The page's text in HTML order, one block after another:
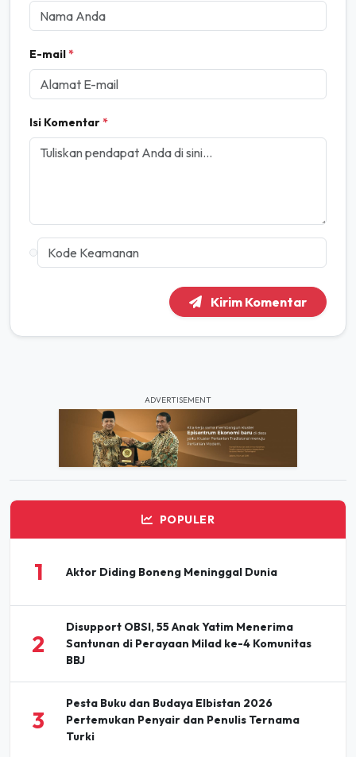
E-mail*
Isi Komentar*
Kirim Komentar
ADVERTISEMENT
POPULER
1 Aktor Diding Boneng Meninggal Dunia
2
Disupport OBSI, 55 Anak Yatim Menerima
Santunan di Perayaan Milad ke-4 Komunitas
BBJ
3
Pesta Buku dan Budaya Elbistan 2026
Pertemukan Penyair dan Penulis Ternama
Turki